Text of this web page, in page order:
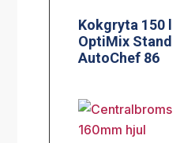
Kokgryta 150 l
OptiMix Stand
AutoChef 86